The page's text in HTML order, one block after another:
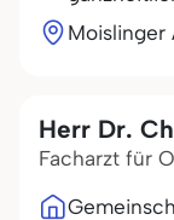
Moislinger
Herr Dr.
Facharzt für